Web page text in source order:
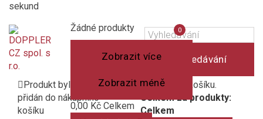
sekund
Vyhledávání
Košík
(prázdný)
Žádné produkty
Zobrazit více
Zobrazit méně
0,00 Kč Celkem
Produkt byl úspěšně
přidán do nákupního
košíku
1 produkt v košíku.
Celkem za produkty:
Celkem
Porovnání
produktů
0